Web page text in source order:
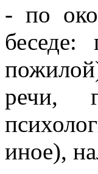
- по
беседе:
речи,
иное),